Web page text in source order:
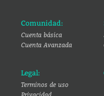
Comunidad:
Cuenta básica
Cuenta Avanzada
Legal:
Terminos de uso